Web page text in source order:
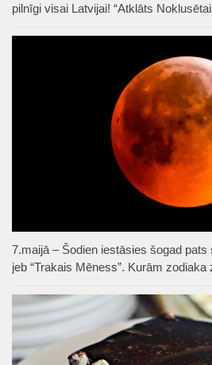
pilnīgi visai Latvijai! “Atklāts
7.maijā – Šodien iestāsies šogad
jeb “Trakais Mēness”. Kurām